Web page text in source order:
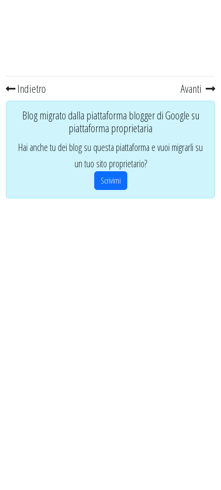
Indietro Avanti
Blog migrato dalla piattaforma blogger di Google su
piattaforma proprietaria
Hai anche tu dei blog su questa piattaforma e vuoi migrarli su
un tuo sito proprietario?
Scrivimi